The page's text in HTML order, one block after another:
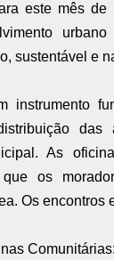
este mês
sustentável e
instrumento
As
que os
Os encontros
Comunitárias: